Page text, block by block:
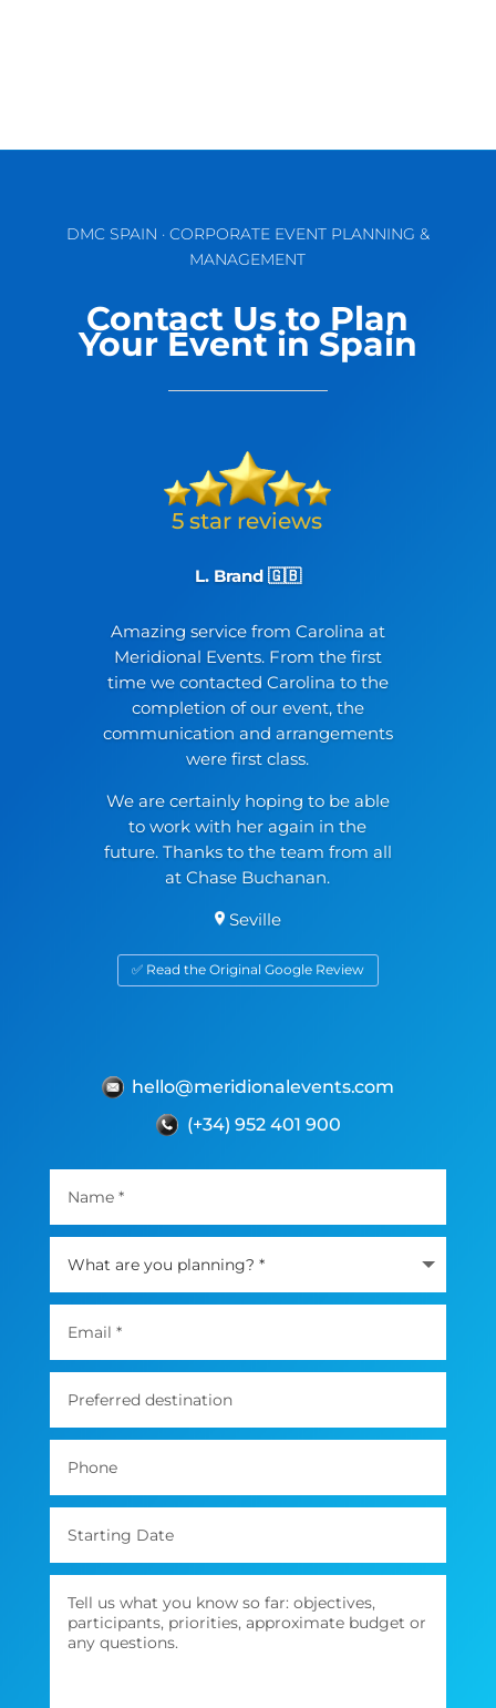
DMC SPAIN · CORPORATE EVENT PLANNING &
MANAGEMENT
Contact Us to Plan
Your Event in Spain
L. Brand 🇬🇧
Amazing service from Carolina at
Meridional Events. From the first
time we contacted Carolina to the
completion of our event, the
communication and arrangements
were first class.
We are certainly hoping to be able
to work with her again in the
future. Thanks to the team from all
at Chase Buchanan.
Seville
✅ Read the Original Google Review